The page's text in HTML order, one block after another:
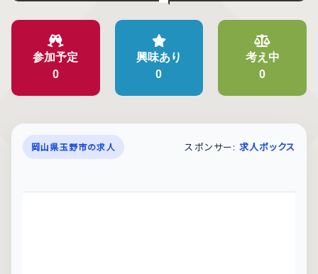
参加予定
0
興味あり
0
考え中
0
岡山県玉野市の求人 スポンサー: 求人ボックス